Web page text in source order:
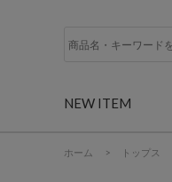
NEW ITEM
ホーム > トップス